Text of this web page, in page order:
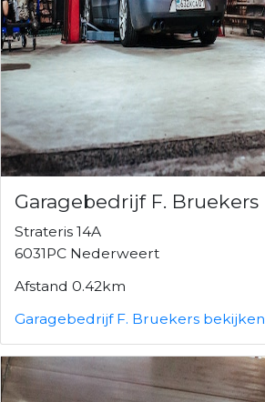
Garagebedrijf F. Bruekers
Strateris 14A
6031PC Nederweert
Afstand 0.42km
Garagebedrijf F. Bruekers bekijken